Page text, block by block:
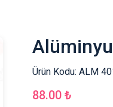
Ürün Kodu: ALM
88.00 ₺